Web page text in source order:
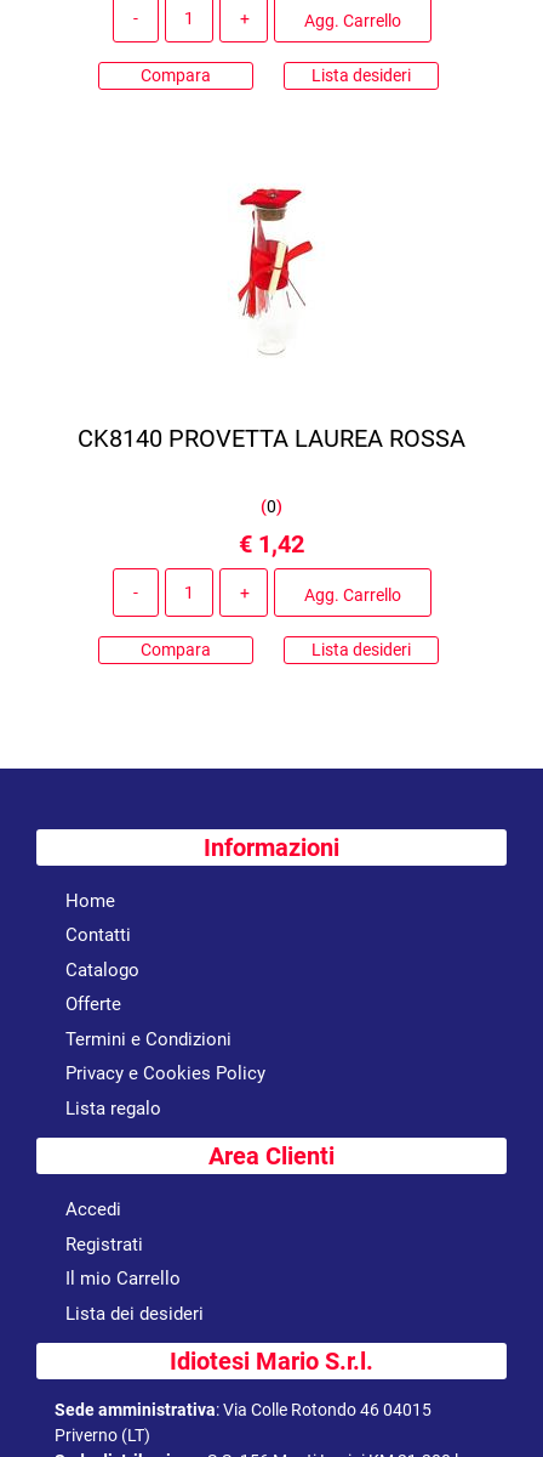
Agg. Carrello
Compara Lista desideri
CK8140 PROVETTA LAUREA ROSSA
(0)
€ 1,42
Agg. Carrello
Compara Lista desideri
Informazioni
Home
Contatti
Catalogo
Offerte
Termini e Condizioni
Privacy e Cookies Policy
Lista regalo
Area Clienti
Accedi
Registrati
Il mio Carrello
Lista dei desideri
Idiotesi Mario S.r.l.
Sede amministrativa:Via Colle Rotondo 46 04015
Priverno (LT)